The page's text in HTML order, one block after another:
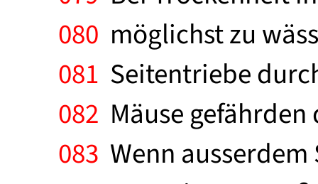
080 möglichst zu
081 Seitentriebe
082 Mäuse
083 Wenn